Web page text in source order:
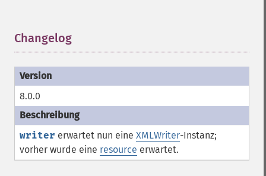
Changelog
8.0.0
writer erwartet nun eine XMLWriter-Instanz;
vorher wurde eine resource erwartet.